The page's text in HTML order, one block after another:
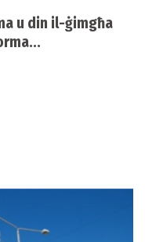
u din il-ġimgħa